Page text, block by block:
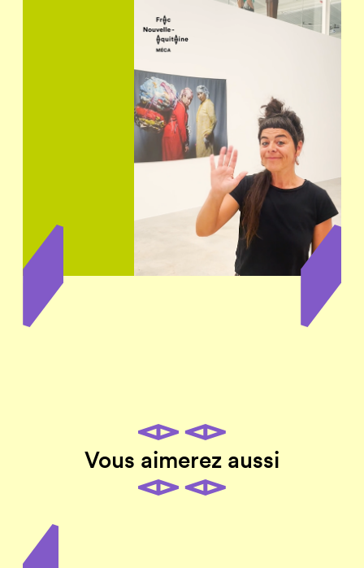
Vous aimerez aussi